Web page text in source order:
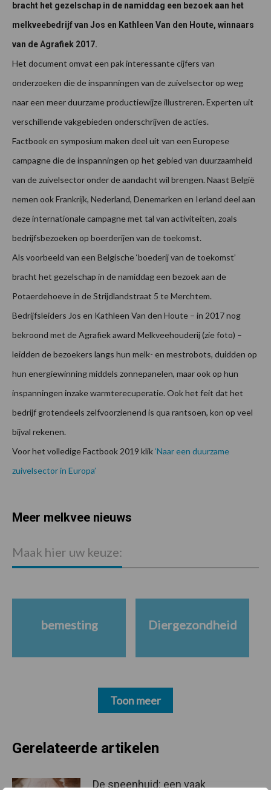
bracht het gezelschap in de namiddag een bezoek aan het
melkveebedrijf van Jos en Kathleen Van den Houte, winnaars
van de Agrafiek 2017.
Het document omvat een pak interessante cijfers van
onderzoeken die de inspanningen van de zuivelsector op weg
naar een meer duurzame productiewijze illustreren. Experten uit
verschillende vakgebieden onderschrijven de acties.
Factbook en symposium maken deel uit van een Europese
campagne die de inspanningen op het gebied van duurzaamheid
van de zuivelsector onder de aandacht wil brengen. Naast België
nemen ook Frankrijk, Nederland, Denemarken en Ierland deel aan
deze internationale campagne met tal van activiteiten, zoals
bedrijfsbezoeken op boerderijen van de toekomst.
Als voorbeeld van een Belgische ‘boederij van de toekomst’
bracht het gezelschap in de namiddag een bezoek aan de
Potaerdehoeve in de Strijdlandstraat 5 te Merchtem.
Bedrijfsleiders Jos en Kathleen Van den Houte – in 2017 nog
bekroond met de Agrafiek award Melkveehouderij (zie foto) –
leidden de bezoekers langs hun melk- en mestrobots, duidden op
hun energiewinning middels zonnepanelen, maar ook op hun
inspanningen inzake warmterecuperatie. Ook het feit dat het
bedrijf grotendeels zelfvoorzienend is qua rantsoen, kon op veel
bijval rekenen.
Voor het volledige Factbook 2019 klik‘Naar een duurzame
zuivelsector in Europa’
Meer melkvee nieuws
Maak hier uw keuze:
bemesting Diergezondheid
Toon meer
Gerelateerde artikelen
De speenhuid: een vaak